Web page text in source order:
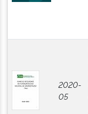
2020-
05